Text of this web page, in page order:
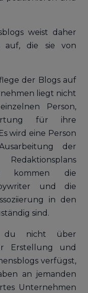
weist daher
auf, die sie von
der Blogs auf
liegt nicht
Person,
für ihre
wird eine Person
der
kommen die
und die
in den
sind.
du nicht über
Erstellung und
verfügst,
an jemanden
Unternehmen